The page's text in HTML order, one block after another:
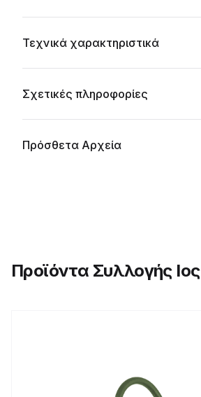
Τεχνικά χαρακτηριστικά
Σχετικές πληροφορίες
Πρόσθετα Αρχεία
Προϊόντα Συλλογής Ιος